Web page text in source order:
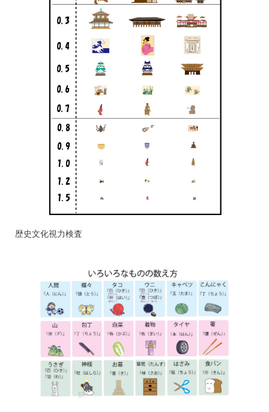
歴史文化視力検査